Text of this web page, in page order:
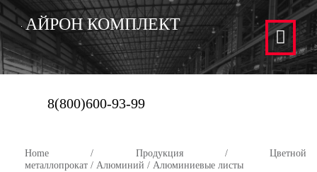
АЙРОН КОМПЛЕКТ
8(800)600-93-99
Home / Продукция/ Цветной
металлопрокат / Алюминий / Алюминиевые листы